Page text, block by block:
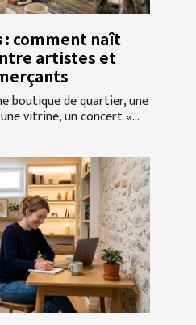
: comment naît
artistes et
boutique de quartier, une
vitrine, un concert «...